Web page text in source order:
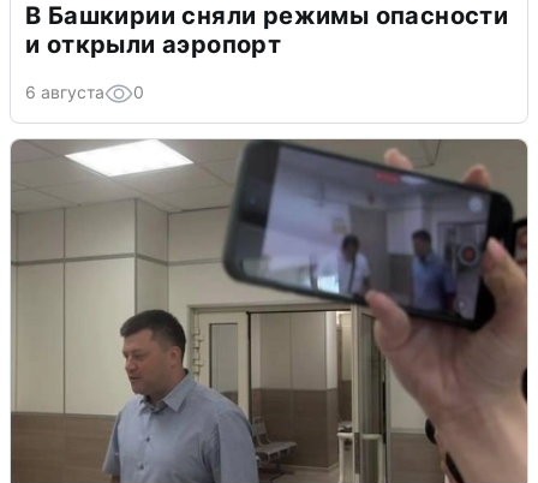
В Башкирии сняли режимы опасности
и открыли аэропорт
6 августа 0